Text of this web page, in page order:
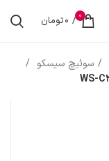
0
/
0تومان
سوئیچ سیسکو